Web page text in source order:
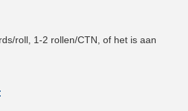
roll, 1-2 rollen/CTN, of het is aan